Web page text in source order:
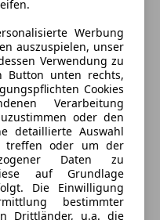
g/km (komb.)
Werbung
auszuspielen, unser
Verwendung zu
Button unten rechts,
Cookies
Verarbeitung
oder den
detaillierte Auswahl
treffen oder um der
Daten zu
auf Grundlage
Die Einwilligung
bestimmter
Drittländer, u.a. die